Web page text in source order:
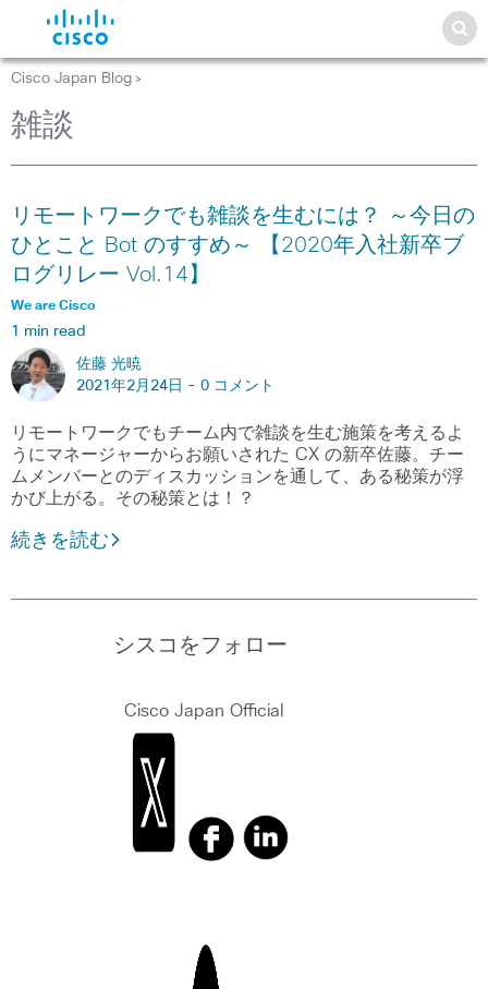
Cisco Japan Blog >
雑談
リモートワークでも雑談を生むには？ ～今日の
ひとこと Bot のすすめ～ 【2020年入社新卒ブ
ログリレー Vol.14】
We are Cisco
1 min read
佐藤 光暁
2021年2月24日 - 0 コメント
リモートワークでもチーム内で雑談を生む施策を考えるよ
うにマネージャーからお願いされた CX の新卒佐藤。チー
ムメンバーとのディスカッションを通して、ある秘策が浮
かび上がる。その秘策とは！？
続きを読む
シスコをフォロー
Cisco Japan Official